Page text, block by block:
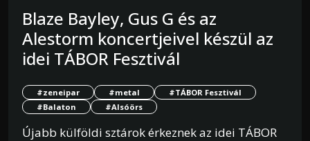
Blaze Bayley, Gus G és az
Alestorm koncertjeivel készül az
idei TÁBOR Fesztivál
#zeneipar #metal
#TÁBOR Fesztivál
#Balaton
#Alsóörs
Újabb külföldi sztárok érkeznek az idei TÁBOR